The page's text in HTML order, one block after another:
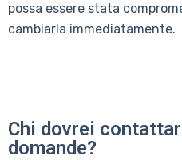
possa essere stata
cambiarla immediatamente.
Chi dovrei
domande?